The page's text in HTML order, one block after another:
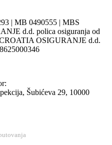
| MB 0490555 | MBS
d.d. polica osiguranja od
OSIGURANJE d.d.
Šubićeva 29, 10000